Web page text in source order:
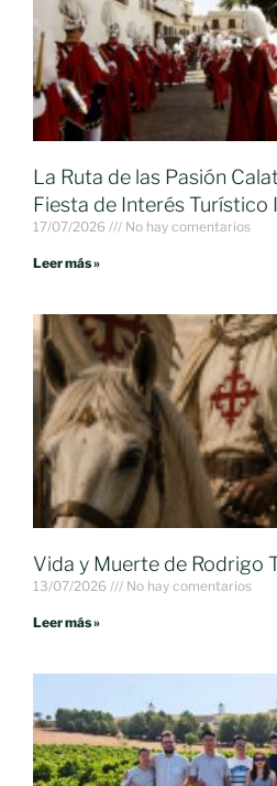
La Ruta de las Pasión
Fiesta de Interés Turístico
17/07/2026 No hay comentarios
Leer más »
Vida y Muerte de Rodrigo
13/07/2026 No hay comentarios
Leer más »